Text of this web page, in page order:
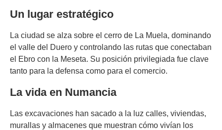
Un lugar estratégico
La ciudad se alza sobre el cerro de La Muela, dominando
el valle del Duero y controlando las rutas que conectaban
el Ebro con la Meseta. Su posición privilegiada fue clave
tanto para la defensa como para el comercio.
La vida en Numancia
Las excavaciones han sacado a la luz calles, viviendas,
murallas y almacenes que muestran cómo vivían los